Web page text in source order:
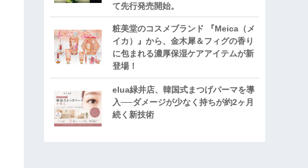
て先行発売開始。
粧美堂のコスメブランド 『Meica（メ
イカ）』から、金木犀＆フィグの香り
に包まれる濃厚保湿ケアアイテムが新
登場！
elua緑井店、韓国式まつげパーマを導
入──ダメージが少なく持ちが約2ヶ月
続く新技術